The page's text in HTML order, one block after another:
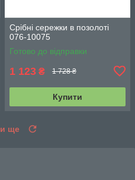
Срібні сережки в позолоті
076-10075
Готово до відправки
1 123 ₴ 1 728 ₴
Купити
ще